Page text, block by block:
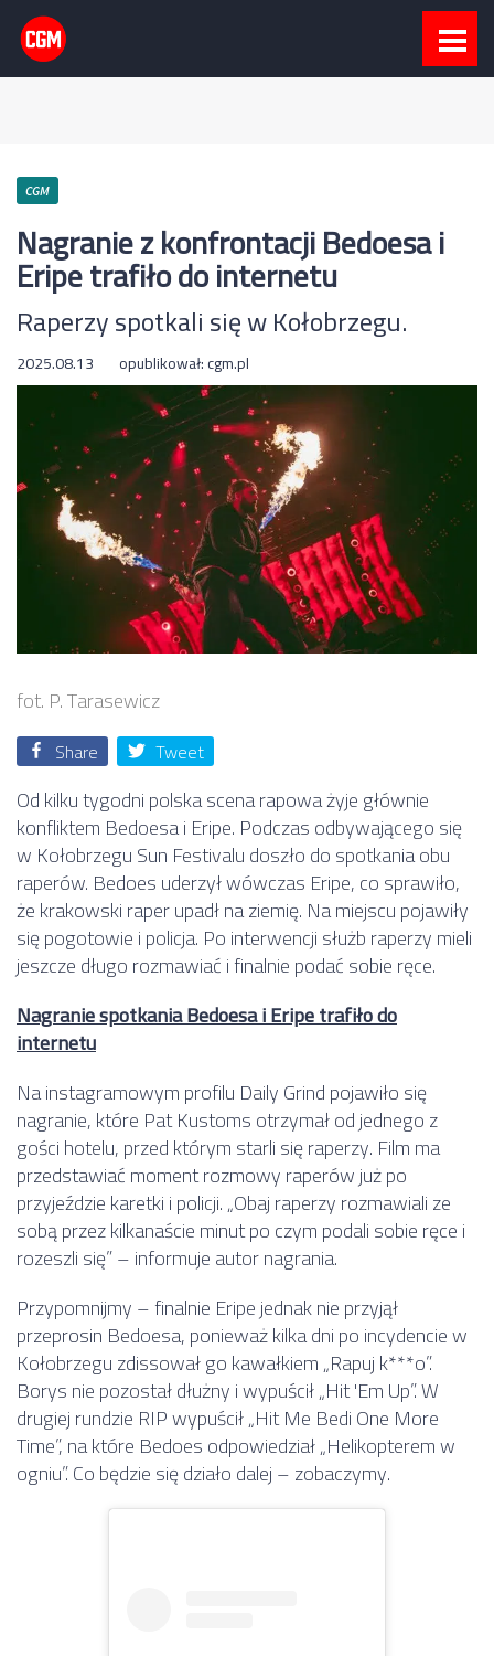
CGM
Nagranie z konfrontacji Bedoesa i
Eripe trafiło do internetu
Raperzy spotkali się w Kołobrzegu.
2025.08.13 opublikował:cgm.pl
fot. P. Tarasewicz
Share Tweet
Od kilku tygodni polska scena rapowa żyje głównie
konfliktem Bedoesa i Eripe. Podczas odbywającego się
w Kołobrzegu Sun Festivalu doszło do spotkania obu
raperów. Bedoes uderzył wówczas Eripe, co sprawiło,
że krakowski raper upadł na ziemię. Na miejscu pojawiły
się pogotowie i policja. Po interwencji służb raperzy mieli
jeszcze długo rozmawiać i finalnie podać sobie ręce.
Nagranie spotkania Bedoesa i Eripe trafiło do
internetu
Na instagramowym profilu Daily Grind pojawiło się
nagranie, które Pat Kustoms otrzymał od jednego z
gości hotelu, przed którym starli się raperzy. Film ma
przedstawiać moment rozmowy raperów już po
przyjeździe karetki i policji. „Obaj raperzy rozmawiali ze
sobą przez kilkanaście minut po czym podali sobie ręce i
rozeszli się” – informuje autor nagrania.
Przypomnijmy – finalnie Eripe jednak nie przyjął
przeprosin Bedoesa, ponieważ kilka dni po incydencie w
Kołobrzegu zdissował go kawałkiem „Rapuj k***o”.
Borys nie pozostał dłużny i wypuścił „Hit 'Em Up”. W
drugiej rundzie RIP wypuścił „Hit Me Bedi One More
Time”, na które Bedoes odpowiedział „Helikopterem w
ogniu”. Co będzie się działo dalej – zobaczymy.